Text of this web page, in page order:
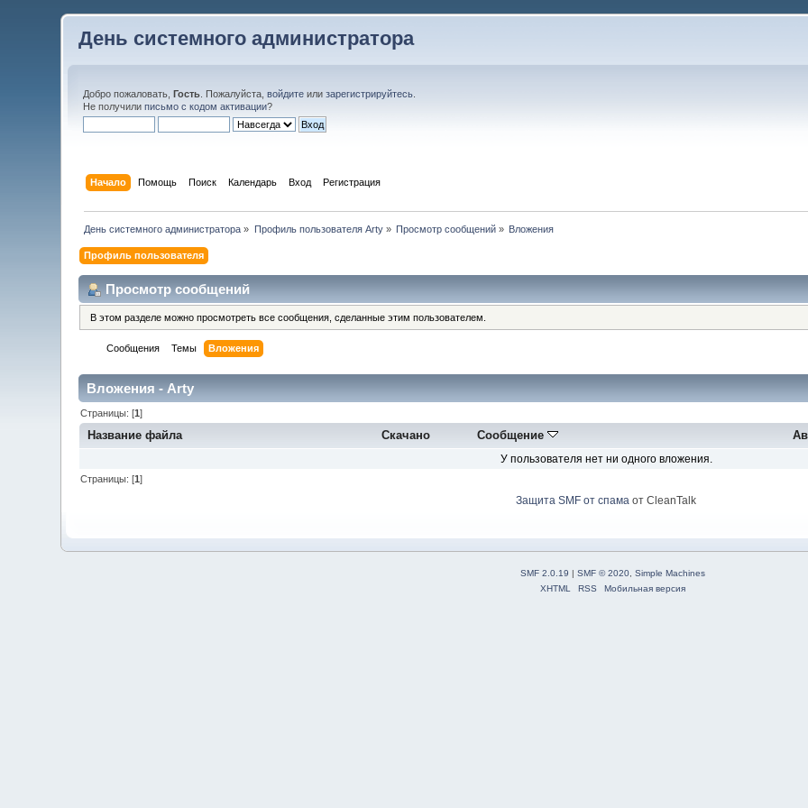
День системного администратора
Добро пожаловать,Гость . Пожалуйста,войдите илизарегистрируйтесь
Не получилиписьмо с кодом активации?
Начало Помощь Поиск Календарь Вход Регистрация
День системного администратора » Профиль пользователя Arty» Просмотр сообщений » Вложения
Профиль пользователя
Просмотр сообщений
В этом разделе можно просмотреть все сообщения, сделанные этим пользователем.
Сообщения Темы Вложения
Вложения - Arty
Страницы: [1]
Название файла Скачано Сообщение
У пользователя нет ни одного вложения.
Страницы: [1]
Защита SMF от спама от CleanTalk
SMF 2.0.19 | SMF © 2020 Simple Machines
XHTML
RSS Мобильная версия